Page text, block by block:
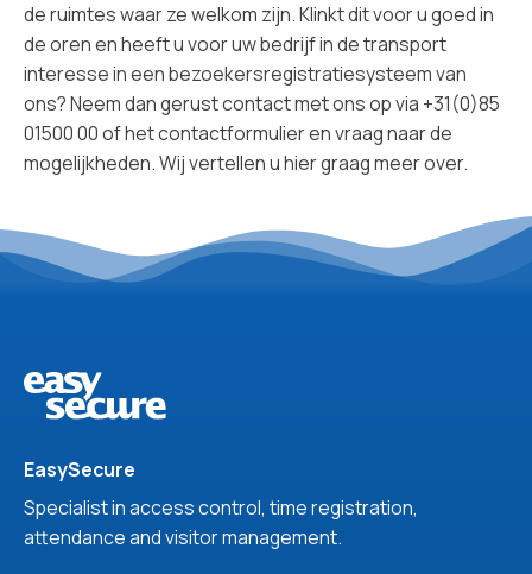
de ruimtes waar ze welkom zijn. Klinkt dit voor u goed in
de oren en heeft u voor uw bedrijf in de transport
interesse in een bezoekersregistratiesysteem van
ons? Neem dan gerust contact met ons op via +31(0)85
01500 00ofhet contactformulieren vraag naar de
mogelijkheden. Wij vertellen u hier graag meer over.
EasySecure
Specialist in access control, time registration,
attendance and visitor management.